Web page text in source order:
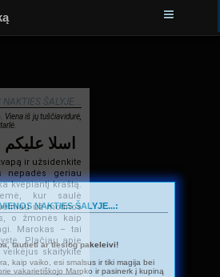
ŠALYJE...
Viena iš jų tuščiavidurė,
Salamu 'lekum - اسلا عليكم
ir užsidenkite
nepadės geriau
kvepiantį kraštą.
kur saulė
už motinos
o žmonės kaip
Marokas – tai
Plačiau apie
skaitykite
NAKTIES ŠALYJE...:
tautieti ar tiesiog pakeleivi!
kaip vaiko, esi smalsus ir tiki magija bei
vakarietiškojo Maroko ir pasinerk į kupiną